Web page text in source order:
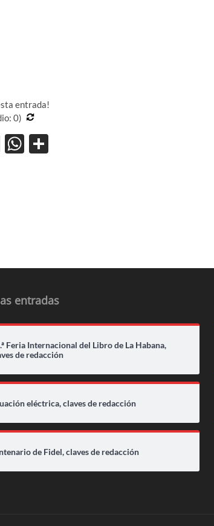
entrada!
0)
T W
entradas
Feria Internacional del Libro de La Habana,
de redacción
eléctrica, claves de redacción
de Fidel, claves de redacción